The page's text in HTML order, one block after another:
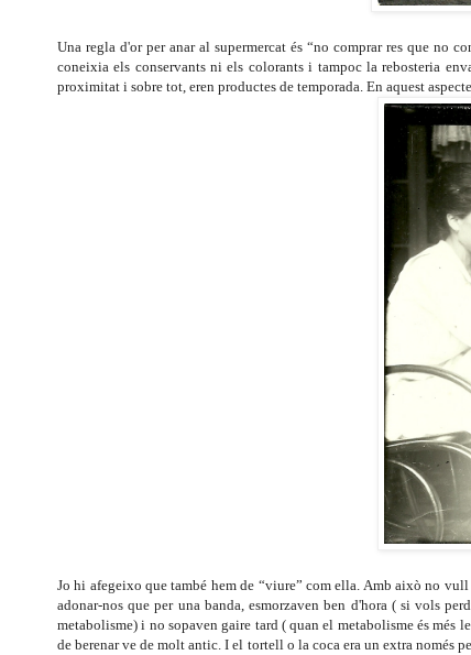
Una regla d'or per anar al supermercat és “no comprar res que no
coneixia els conservants ni els colorants i tampoc la rebosteria
proximitat i sobre tot, eren productes de temporada. En aquest
Jo hi afegeixo que també hem de “viure” com ella. Amb això no
adonar-nos que per una banda, esmorzaven ben d'hora ( si vols
metabolisme) i no sopaven gaire tard ( quan el metabolisme és més
de berenar ve de molt antic. I el tortell o la coca era un extra només